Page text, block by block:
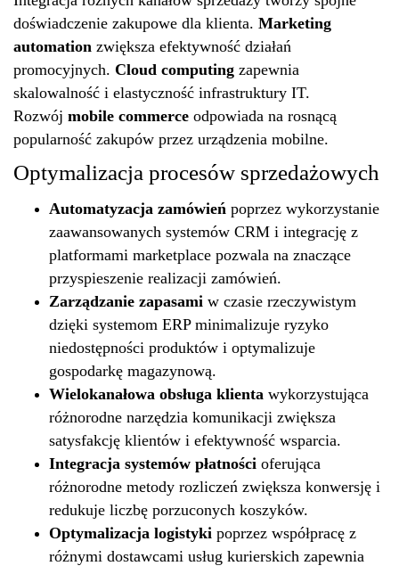
doświadczenie zakupowe dla klienta. Marketing
automation zwiększa efektywność działań
promocyjnych. Cloud computing zapewnia
skalowalność i elastyczność infrastruktury IT.
Rozwój mobile commerce odpowiada na rosnącą
popularność zakupów przez urządzenia mobilne.
Optymalizacja procesów sprzedażowych
Automatyzacja zamówień poprzez wykorzystanie
zaawansowanych systemów CRM i integrację z
platformami marketplace pozwala na znaczące
przyspieszenie realizacji zamówień.
Zarządzanie zapasami w czasie rzeczywistym
dzięki systemom ERP minimalizuje ryzyko
niedostępności produktów i optymalizuje
gospodarkę magazynową.
Wielokanałowa obsługa klienta wykorzystująca
różnorodne narzędzia komunikacji zwiększa
satysfakcję klientów i efektywność wsparcia.
Integracja systemów płatności oferująca
różnorodne metody rozliczeń zwiększa konwersję i
redukuje liczbę porzuconych koszyków.
Optymalizacja logistyki poprzez współpracę z
różnymi dostawcami usług kurierskich zapewnia